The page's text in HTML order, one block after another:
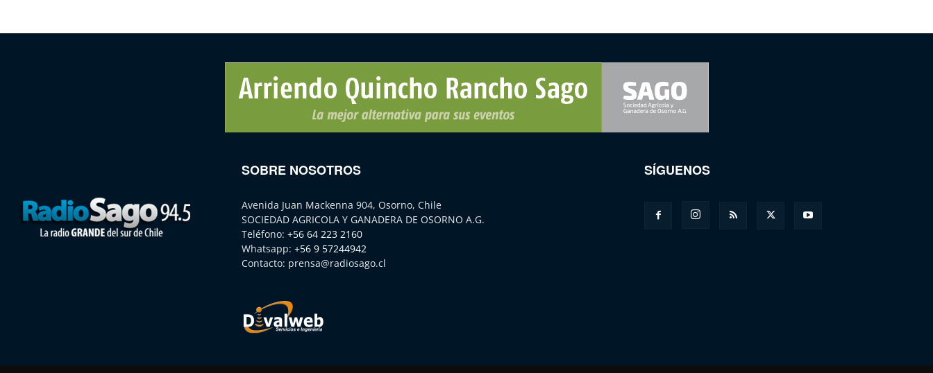
SOBRE NOSOTROS
Avenida Juan Mackenna 904, Osorno, Chile
SOCIEDAD AGRICOLA Y GANADERA DE OSORNO A.G.
Teléfono: +56 64 223 2160
Whatsapp: +56 9 57244942
Contacto: prensa@radiosago.cl
SÍGUENOS